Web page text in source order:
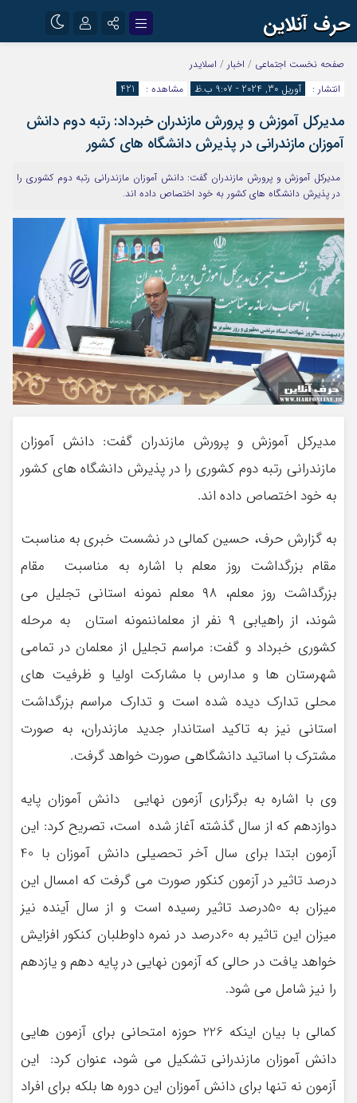
حرف آنلاین
اینستاگرام
آپارات
رمز عبور
مرا به خاطر بسپار
صفحه نخست اجتماعی / اخبار / اسلایدر
انتشار :
آوریل 30, 2024 - 9:07 ب.ظ مشاهده : 421
مدیرکل آموزش و پرورش مازندران خبرداد: رتبه دوم دانش
آموزان مازندرانی در پذیرش دانشگاه های کشور
مدیرکل آموزش و پرورش مازندران گفت: دانش آموزان مازندرانی رتبه دوم کشوری را
در پذیرش دانشگاه های کشور به خود اختصاص داده اند.
مدیرکل آموزش و پرورش مازندران گفت: دانش آموزان
مازندرانی رتبه دوم کشوری را در پذیرش دانشگاه های کشور
به خود اختصاص داده اند.
به گزارش حرف، حسین کمالی در نشست خبری به مناسبت
مقام بزرگداشت روز معلم با اشاره به مناسبت مقام
بزرگداشت روز معلم، ۹۸ معلم نمونه استانی تجلیل می
شوند، از راهیابی ۹ نفر از معلماننمونه استان به مرحله
کشوری خبرداد و گفت: مراسم تجلیل از معلمان در تمامی
شهرستان ها و مدارس با مشارکت اولیا و ظرفیت های
محلی تدارک دیده شده است و تدارک مراسم بزرگداشت
استانی نیز به تاکید استاندار جدید مازندران، به صورت
مشترک با اساتید دانشگاهی صورت خواهد گرفت.
وی با اشاره به برگزاری آزمون نهایی دانش آموزان پایه
دوازدهم که از سال گذشته آغاز شده است، تصریح کرد: این
آزمون ابتدا برای سال آخر تحصیلی دانش آموزان با 40
درصد تاثیر در آزمون کنکور صورت می گرفت که امسال این
میزان به 50درصد تاثیر رسیده است و از سال آینده نیز
میزان این تاثیر به 60درصد در نمره داوطلبان کنکور افزایش
خواهد یافت در حالی که آزمون نهایی در پایه دهم و یازدهم
را نیز شامل می شود.
کمالی با بیان اینکه 226 حوزه امتحانی برای آزمون هایی
دانش آموزان مازندرانی تشکیل می شود، عنوان کرد: این
آزمون نه تنها برای دانش آموزان این دوره ها بلکه برای افراد